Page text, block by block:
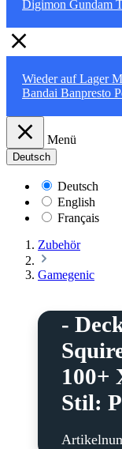
Digimon Gundam
Wieder auf Lager
Bandai Banpresto
Menü
Deutsch
Deutsch
English
Français
Zubehör
Gamegenic
-
100+
Stil: